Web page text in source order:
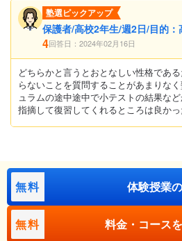
塾選ピックアップ
保護者/高校2年生/週2日/目的：
4回答日：2024年02月16日
どちらかと言うとおとなしい性格であ
らないことを質問することがあまりな
ュラムの途中途中で小テストの結果な
指摘して復習してくれるところは良かっ
無料 体験授業
無料 料金・コース